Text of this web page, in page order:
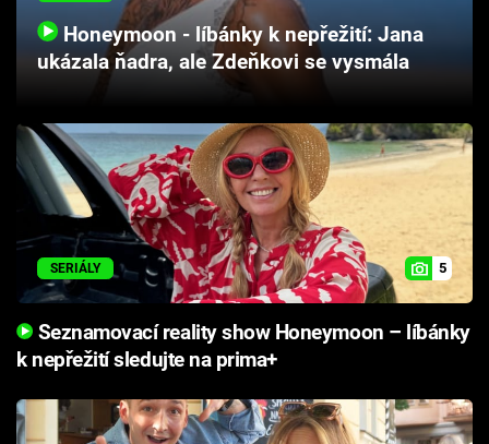
Pořady
TV Program
Sledujte prima+
Přihlášení
Sledujte nás
Honeymoon - líbánky k nepřežití: Jana
ukázala ňadra, ale Zdeňkovi se vysmála
SERIÁLY 5
Seznamovací reality show Honeymoon – líbánky
k nepřežití sledujte na prima+